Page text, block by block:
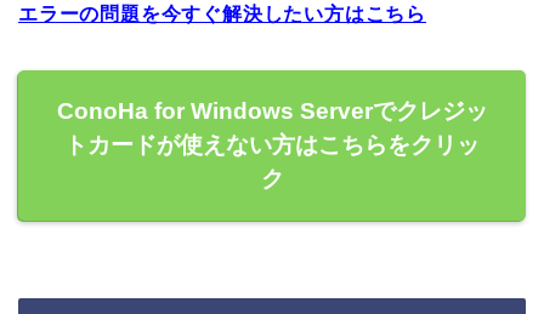
エラーの問題を今すぐ解決したい方はこちら
ConoHa for Windows Serverでクレジッ
トカードが使えない方はこちらをクリッ
ク